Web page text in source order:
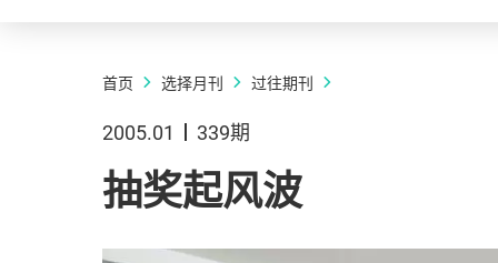
首页 选择月刊 过往期刊
2005.01 339期
抽奖起风波